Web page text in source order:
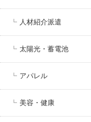
人材紹介派遣
太陽光・蓄電池
アパレル
美容・健康